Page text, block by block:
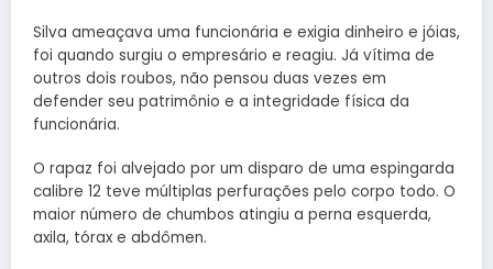
Silva ameaçava uma funcionária e exigia dinheiro e jóias,
foi quando surgiu o empresário e reagiu. Já vítima de
outros dois roubos, não pensou duas vezes em
defender seu patrimônio e a integridade física da
funcionária.
O rapaz foi alvejado por um disparo de uma espingarda
calibre 12 teve múltiplas perfurações pelo corpo todo. O
maior número de chumbos atingiu a perna esquerda,
axila, tórax e abdômen.